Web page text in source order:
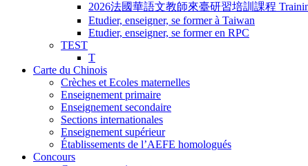
2026法國華語文教師來臺研習培訓課程
Etudier, enseigner, se former à Taiwan
Etudier, enseigner, se former en RPC
TEST
T
Carte du Chinois
Crèches et Ecoles maternelles
Enseignement primaire
Enseignement secondaire
Sections internationales
Enseignement supérieur
Établissements de l’AEFE homologués
Concours